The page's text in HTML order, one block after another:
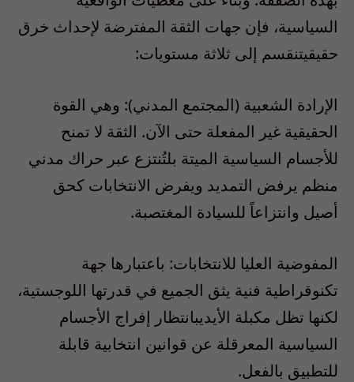
السياسية، فإن جهات الثقة المفترضة لإحداث خرق
حقيقيتنقسم إلى ثلاثة مستويات:
الإرادة الشعبية (المجتمع المدني): وهي القوة
الحقيقية غير المفعلة حتى الآن. الثقة لا تمنح
للأجسام السياسية الميتة بلتنتزع عبر حراك مدني
منظم يرفض التمديد ويفرض الانتخابات كحق
أصيل وانتزاعا للسيادة المغتصبة.
المفوضية العليا للانتخابات: باعتبارها جهة
تكنوقراطية فنية يثق الجميع في قدرتها اللوجستية،
لكنها تظل مكبلة الأيديبانتظار إفراج الأجسام
السياسية المعرقلة عن قوانين انتخابية قابلة
للتطبيق بالفعل.